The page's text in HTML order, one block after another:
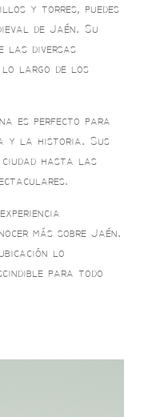
y torres, puedes
de Jaén. Su
las diversas
lo largo de los
es perfecto para
y la historia. Sus
hasta las
más sobre Jaén.
lo
para todo